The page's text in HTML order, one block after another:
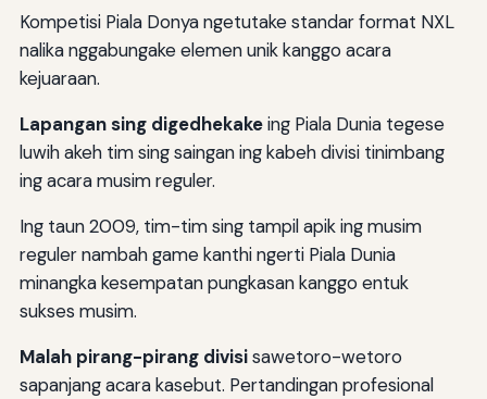
Kompetisi Piala Donya ngetutake standar format NXL
nalika nggabungake elemen unik kanggo acara
kejuaraan.
Lapangan sing digedhekakeing Piala Dunia tegese
luwih akeh tim sing saingan ing kabeh divisi tinimbang
ing acara musim reguler.
Ing taun 2009, tim-tim sing tampil apik ing musim
reguler nambah game kanthi ngerti Piala Dunia
minangka kesempatan pungkasan kanggo entuk
sukses musim.
Malah pirang-pirang divisisawetoro-wetoro
sapanjang acara kasebut. Pertandingan profesional